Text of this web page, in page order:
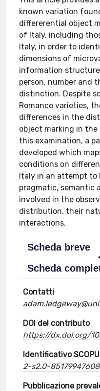
known variation
differerential object
of Italy, including
Italy, in order to
dimensions of
information
person, number and
distinction. Despite
Romance varieties,
differences in the
object marking in the
this examination, a
developed which
conditions on
Italy in an attempt
pragmatic, semantic
involved in the
distribution, their
interactions.
Scheda breve
Scheda
Contatti
DOI del contributo
https://dx.doi.org/
Identificativo
2-s2.0-85179947608
Pubblicazione